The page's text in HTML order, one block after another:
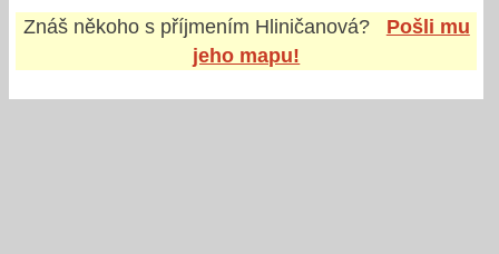
Znáš někoho s příjmením Hliničanová?
Pošli mu
jeho mapu!